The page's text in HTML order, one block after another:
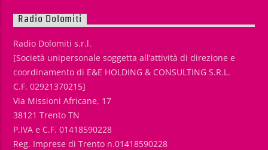
Radio Dolomiti
Radio Dolomiti s.r.l.
[Società unipersonale soggetta all’attività di direzione e
coordinamento di E&E HOLDING & CONSULTING S.R.L.
C.F. 02921370215]
Via Missioni Africane, 17
38121 Trento TN
P.IVA e C.F. 01418590228
Reg. Imprese di Trento n.01418590228